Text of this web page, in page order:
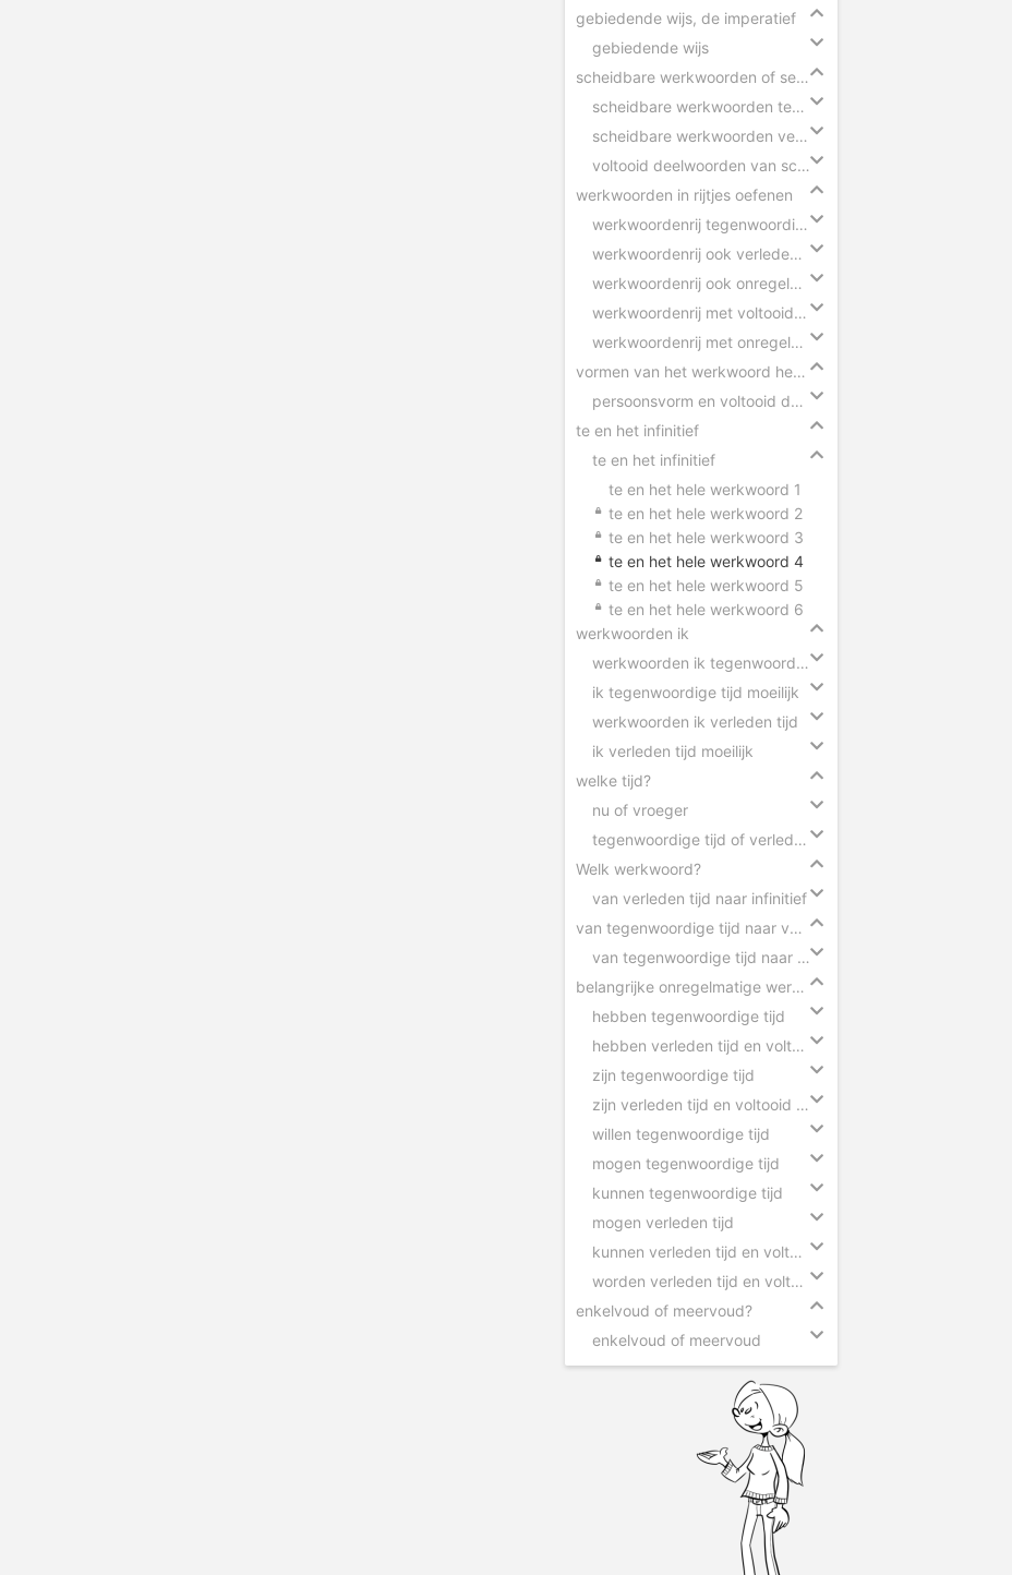
gebiedende wijs, de imperatief
gebiedende wijs
scheidbare werkwoorden of separabele verba
scheidbare werkwoorden tegenwoordige tijd
scheidbare werkwoorden verleden tijd
voltooid deelwoorden van scheidbare werkwoorden
werkwoorden in rijtjes oefenen
werkwoordenrij tegenwoordige tijd
werkwoordenrij ook verleden tijd
werkwoordenrij ook onregelmatige werkwoorden
werkwoordenrij met voltooid deelwoorden
werkwoordenrij met onregelmatige werkwoorden
vormen van het werkwoord herkennen
persoonsvorm en voltooid deelwoord herkennen
te en het infinitief
te en het infinitief
te en het hele werkwoord 1
te en het hele werkwoord 2
te en het hele werkwoord 3
te en het hele werkwoord 4
te en het hele werkwoord 5
te en het hele werkwoord 6
werkwoorden ik
werkwoorden ik tegenwoordige tijd
ik tegenwoordige tijd moeilijk
werkwoorden ik verleden tijd
ik verleden tijd moeilijk
welke tijd?
nu of vroeger
tegenwoordige tijd of verleden tijd
Welk werkwoord?
van verleden tijd naar infinitief
van tegenwoordige tijd naar verleden tijd
van tegenwoordige tijd naar verleden tijd
belangrijke onregelmatige werkwoorden
hebben tegenwoordige tijd
hebben verleden tijd en voltooid deelwoord
zijn tegenwoordige tijd
zijn verleden tijd en voltooid deelwoord
willen tegenwoordige tijd
mogen tegenwoordige tijd
kunnen tegenwoordige tijd
mogen verleden tijd
kunnen verleden tijd en voltooid deelwoord
worden verleden tijd en voltooid deelwoord
enkelvoud of meervoud?
enkelvoud of meervoud